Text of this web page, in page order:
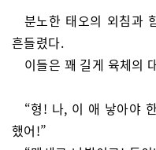
분노한 태오의 외침과
흔들렸다.
이들은 꽤 길게 육체의
“형! 나, 이 애 낳아야
했어!”